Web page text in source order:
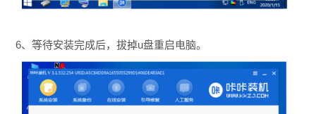
6、等待安装完成后，拔掉u盘重启电脑。